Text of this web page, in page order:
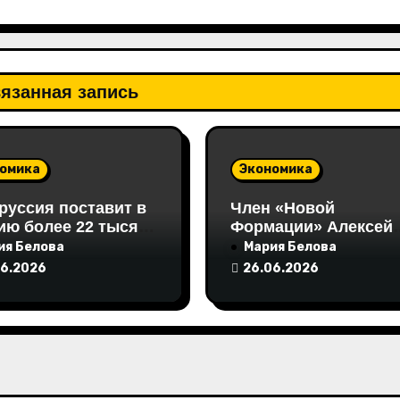
запись
поставит в
более 22 тысяч
Белова
Экономика
Член «Новой
Формации» Алексей
Хижняк выступил на
Неделе российского
по поддержке
ответственного
Мария Белова
26.06.2026